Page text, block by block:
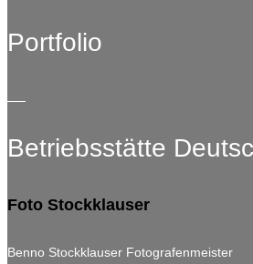
Portfolio
Betriebsstätte
Foto Stockklauser
Benno Stockklauser Fotografenmeister